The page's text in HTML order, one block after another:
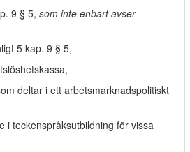
9 § 5, som inte enbart avser
5 kap. 9 § 5,
deltar i ett arbetsmarknadspolitiskt
i teckenspråksutbildning för vissa